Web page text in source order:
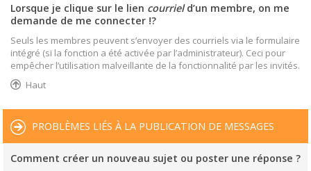
Lorsque je clique sur le lien courrield’un membre, on me
demande de me connecter !?
Seuls les membres peuvent s’envoyer des courriels via le formulaire
intégré (si la fonction a été activée par l’administrateur). Ceci pour
empêcher l’utilisation malveillante de la fonctionnalité par les invités.
Haut
PROBLÈMES LIÉS À LA PUBLICATION DE MESSAGES
Comment créer un nouveau sujet ou poster une réponse ?